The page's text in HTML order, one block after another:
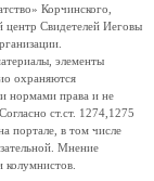
Корчинского,
центр Свидетелей Иеговы
элементы
охраняются
нормами права и не
ст.ст. 1274,1275
портале, в том числе
Мнение